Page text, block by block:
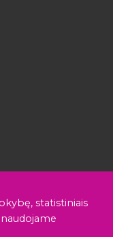
statistiniais